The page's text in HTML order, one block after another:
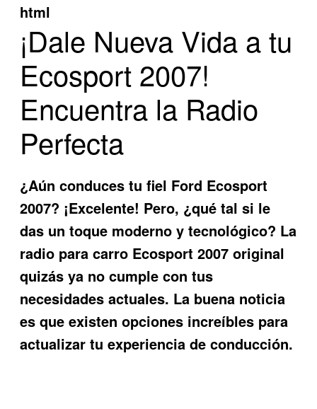
html
¡Dale Nueva Vida a tu
Ecosport 2007!
Encuentra la Radio
Perfecta
¿Aún conduces tu fiel Ford Ecosport
2007? ¡Excelente! Pero, ¿qué tal si le
das un toque moderno y tecnológico? La
radio para carro Ecosport 2007 original
quizás ya no cumple con tus
necesidades actuales. La buena noticia
es que existen opciones increíbles para
actualizar tu experiencia de conducción.